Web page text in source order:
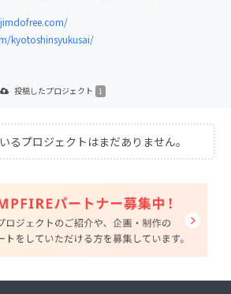
kyotoshinsyukusai/
投稿したプロジェクト 1
るプロジェクトはまだありません。